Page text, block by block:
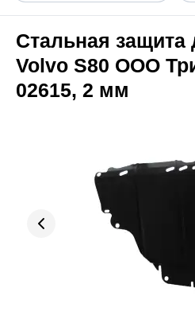
Стальная защита
Volvo S80 ООО
02615, 2 мм